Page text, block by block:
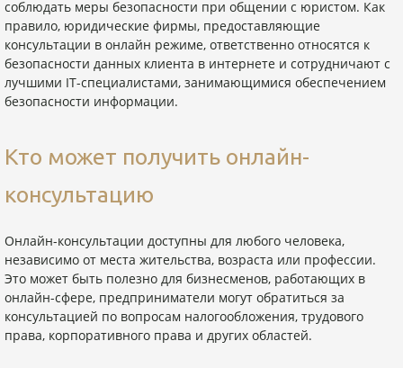
соблюдать меры безопасности при общении с юристом. Как
правило, юридические фирмы, предоставляющие
консультации в онлайн режиме, ответственно относятся к
безопасности данных клиента в интернете и сотрудничают с
лучшими IT-специалистами, занимающимися обеспечением
безопасности информации.
Кто может получить онлайн-
консультацию
Онлайн-консультации доступны для любого человека,
независимо от места жительства, возраста или профессии.
Это может быть полезно для бизнесменов, работающих в
онлайн-сфере, предприниматели могут обратиться за
консультацией по вопросам налогообложения, трудового
права, корпоративного права и других областей.